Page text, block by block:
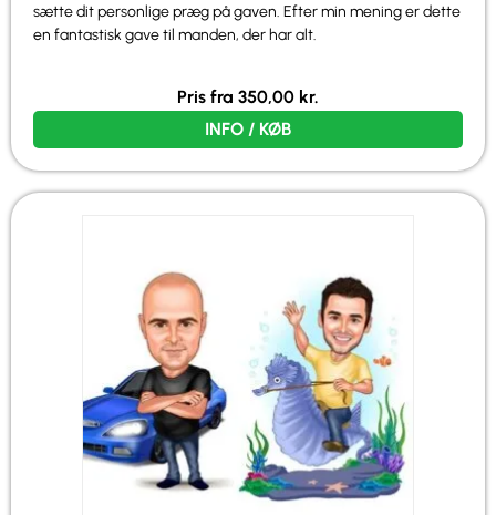
sætte dit personlige præg på gaven. Efter min mening er dette
en fantastisk gave til manden, der har alt.
Pris fra 350,00 kr.
INFO / KØB